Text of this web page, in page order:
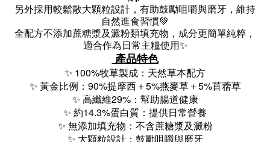
另外採用較鬆散大顆粒設計，有助鼓勵咀嚼與磨牙，維持
自然進食習慣💚
全配方不添加蔗糖漿及澱粉類填充物，成分更簡單純粹，
適合作為日常主糧使用✨
產品特色
✨ 100%牧草製成：天然草本配方
✨ 黃金比例：90%提摩西＋5%燕麥草＋5%苜蓿草
✨ 高纖維29%：幫助腸道健康
✨ 約14.3%蛋白質：提供日常營養
✨ 無添加填充物：不含蔗糖漿及澱粉
✨ 大顆粒設計：鼓勵咀嚼與磨牙